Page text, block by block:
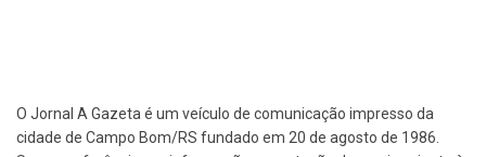
O Jornal A Gazeta é um veículo de comunicação impresso da
cidade de Campo Bom/RS fundado em 20 de agosto de 1986.